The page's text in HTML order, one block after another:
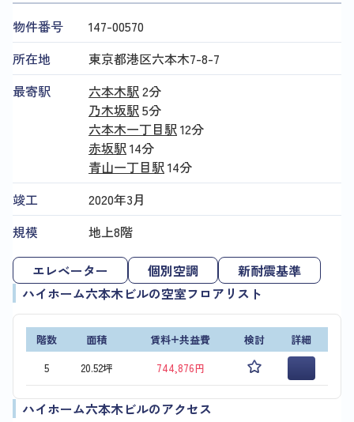
物件番号
147​-​00570
所在地
東京都港区六本木7-8-7
最寄駅
六本木駅2分
乃木坂駅5分
六本木一丁目駅12分
赤坂駅14分
青山一丁目駅14分
竣工
2020年3月
規模
地上8階
エレベーター 個別空調
新耐震基準
ハイホーム六本木ビルの空室フロアリスト
階数 面積 賃料+共益費 検討
詳細
5
20.52坪 744,876円
ハイホーム六本木ビルのアクセス